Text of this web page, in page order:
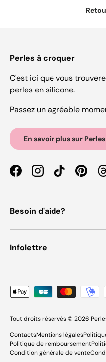
Perles à croquer
C'est ici que vous
perles en silicone.
Passez un agréable
En savoir plus sur
FacebookInstagramTikTok
Besoin d'aide?
Infolettre
Moyens de paiement
Tout droits réservés © 2026
ContactsMentions légales
Politique de remboursement
Condition générale de vente